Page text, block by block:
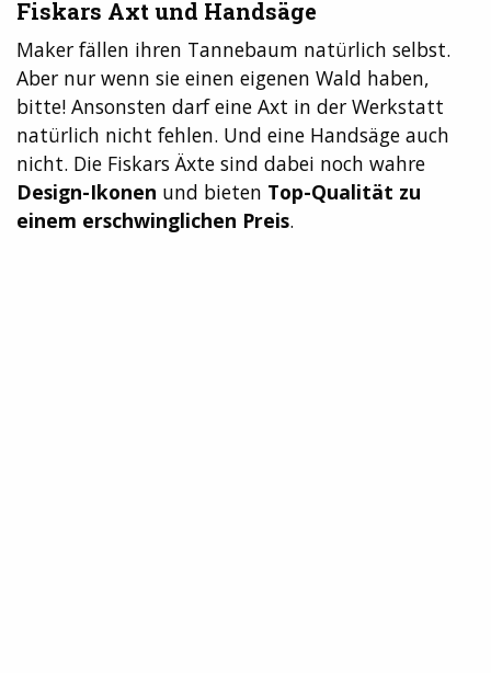
Fiskars Axt und Handsäge
Maker fällen ihren Tannebaum natürlich selbst.
Aber nur wenn sie einen eigenen Wald haben,
bitte! Ansonsten darf eine Axt in der Werkstatt
natürlich nicht fehlen. Und eine Handsäge auch
nicht. Die Fiskars Äxte sind dabei noch wahre
Design-Ikonen und bieten Top-Qualität zu
einem erschwinglichen Preis.